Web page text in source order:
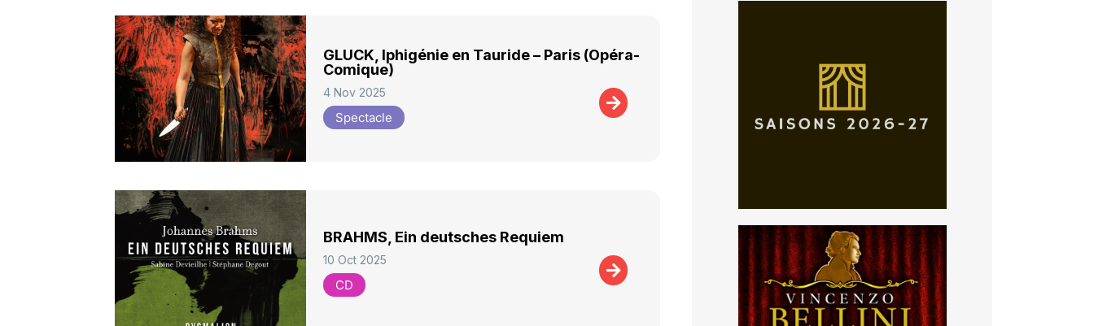
GLUCK, Iphigénie en Tauride – Paris (Opéra-
Comique)
4 Nov 2025
Spectacle
BRAHMS, Ein deutsches Requiem
10 Oct 2025
CD